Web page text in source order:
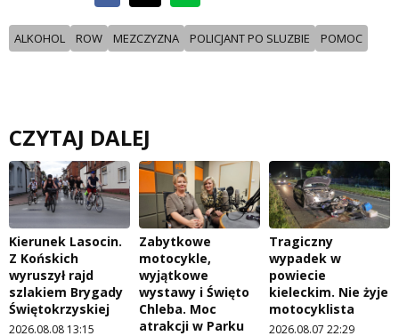
ALKOHOL ROW MEZCZYZNA POLICJANT PO SLUZBIE POMOC
CZYTAJ DALEJ
Kierunek Lasocin.
Z Końskich
wyruszył rajd
szlakiem Brygady
Świętokrzyskiej
2026.08.08 13:15
Zabytkowe
motocykle,
wyjątkowe
wystawy i Święto
Chleba. Moc
atrakcji w Parku
Tragiczny
wypadek w
powiecie
kieleckim. Nie żyje
motocyklista
2026.08.07 22:29